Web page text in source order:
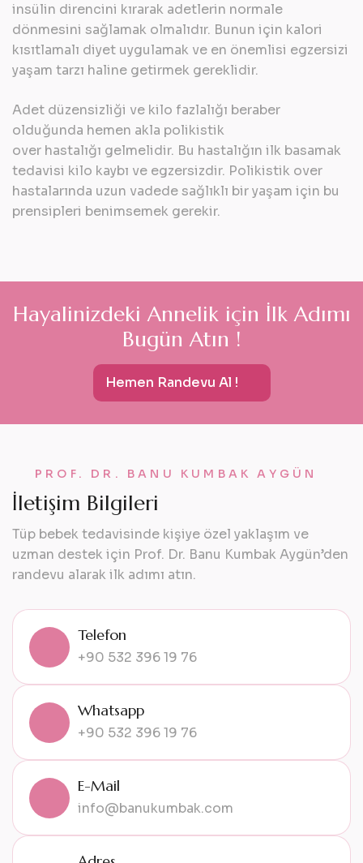
insülin direncini kırarak adetlerin normale
dönmesini sağlamak olmalıdır. Bunun için kalori
kısıtlamalı diyet uygulamak ve en önemlisi egzersizi
yaşam tarzı haline getirmek gereklidir.
Adet düzensizliği ve kilo fazlalığı beraber
olduğunda hemen akla polikistik
over hastalığı gelmelidir. Bu hastalığın ilk basamak
tedavisi kilo kaybı ve egzersizdir. Polikistik over
hastalarında uzun vadede sağlıklı bir yaşam için bu
prensipleri benimsemek gerekir.
Hayalinizdeki Annelik için İlk Adımı
Bugün Atın !
Hemen Randevu Al !
PROF. DR. BANU KUMBAK AYGÜN
İletişim Bilgileri
Tüp bebek tedavisinde kişiye özel yaklaşım ve
uzman destek için Prof. Dr. Banu Kumbak Aygün’den
randevu alarak ilk adımı atın.
Telefon
+90 532 396 19 76
Whatsapp
+90 532 396 19 76
E-Mail
info@banukumbak.com